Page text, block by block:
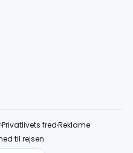
Privatlivets fredReklame
til rejsen